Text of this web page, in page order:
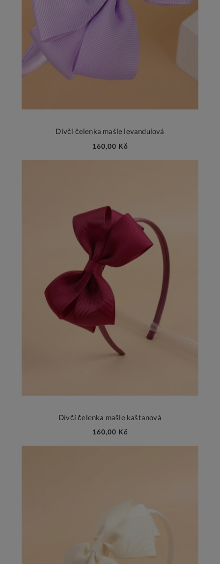
Dívčí čelenka mašle levandulová
160,00 Kč
Dívčí čelenka mašle kaštanová
160,00 Kč